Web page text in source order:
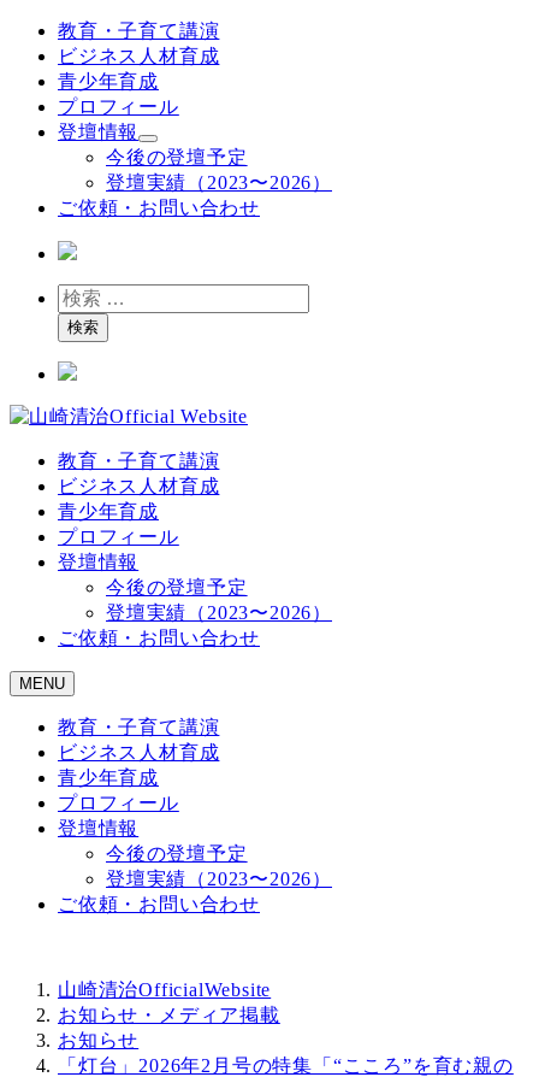
教育・子育て講演
ビジネス人材育成
青少年育成
プロフィール
登壇情報
今後の登壇予定
登壇実績（2023〜2026）
ご依頼・お問い合わせ
検
索検索
教育・子育て講演
ビジネス人材育成
青少年育成
プロフィール
登壇情報
今後の登壇予定
登壇実績（2023〜2026）
ご依頼・お問い合わせ
MENU
教育・子育て講演
ビジネス人材育成
青少年育成
プロフィール
登壇情報
今後の登壇予定
登壇実績（2023〜2026）
ご依頼・お問い合わせ
山崎清治OfficialWebsite
お知らせ・メディア掲載
お知らせ
「灯台」2026年2月号の特集「“こころ”を育む親の